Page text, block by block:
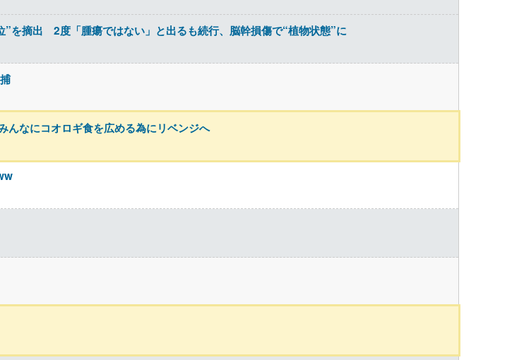
を摘出 2度「腫瘍ではない」と出るも続行、脳幹損傷で“植物状態”に
んなにコオロギ食を広める為にリベンジへ